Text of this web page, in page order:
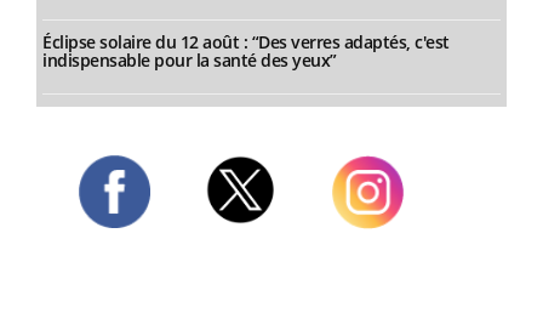
Éclipse solaire du 12 août : “Des verres adaptés, c'est
indispensable pour la santé des yeux”